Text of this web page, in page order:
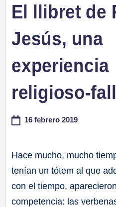
El llibret de
Jesús, una
experiencia
religioso-
16 febrero 2019
Hace mucho, mucho
tenían un tótem al que
con el tiempo,
competencia: las